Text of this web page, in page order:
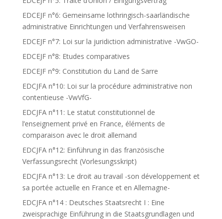
EDCEJF n°6: Gemeinsame lothringisch-saarländische
administrative Einrichtungen und Verfahrensweisen
EDCEJF n°7: Loi sur la juridiction administrative -VwGO-
EDCEJF n°8: Etudes comparatives
EDCEJF n°9: Constitution du Land de Sarre
EDCJFA n°10: Loi sur la procédure administrative non
contentieuse -VwVfG-
EDCJFA n°11: Le statut constitutionnel de
l’enseignement privé en France, éléments de
comparaison avec le droit allemand
EDCJFA n°12: Einführung in das französische
Verfassungsrecht (Vorlesungsskript)
EDCJFA n°13: Le droit au travail -son développement et
sa portée actuelle en France et en Allemagne-
EDCJFA n°14 : Deutsches Staatsrecht I : Eine
zweisprachige Einführung in die Staatsgrundlagen und